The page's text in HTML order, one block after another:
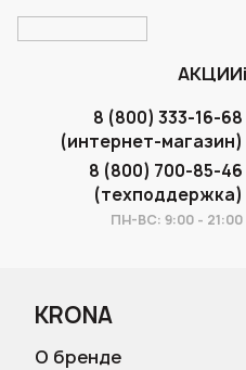
АКЦИИ
8 (800) 333-16-68
(интернет-магазин)
8 (800) 700-85-46
(техподдержка)
ПН-ВС: 9:00 - 21:00
KRONA
О бренде